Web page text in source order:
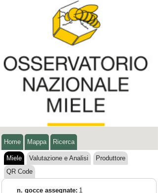
Home Mappa Ricerca
Miele Valutazione e Analisi
Produttore
QR Code
n. gocce assegnate: 1